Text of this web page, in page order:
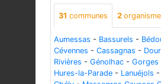
31 communes 2
Aumessas - Bassurels -
Cévennes - Cassagnas -
Rivières - Génolhac - Gorges
Hures-la-Parade - Lanuéjols -